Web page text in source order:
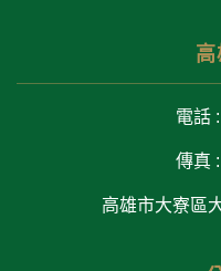
高
電話
傳真
高雄市大寮區